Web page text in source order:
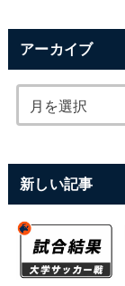
アーカイブ
新しい記事